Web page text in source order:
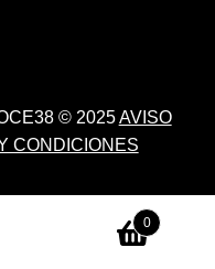
© 2025AVISO
CONDICIONES
0